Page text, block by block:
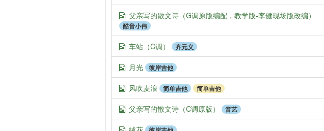
父亲写的散文诗（G调原版编配，教学版-李健现场版改编）
酷音小伟
车站（C调） 齐元义
月光 彼岸吉他
风吹麦浪 简单吉他 简单吉他
父亲写的散文诗（C调原版） 音艺